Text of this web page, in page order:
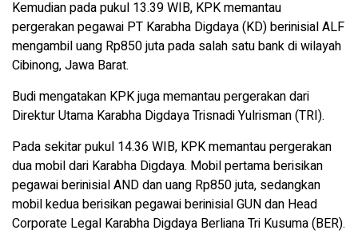
Kemudian pada pukul 13.39 WIB, KPK memantau
pergerakan pegawai PT Karabha Digdaya (KD) berinisial ALF
mengambil uang Rp850 juta pada salah satu bank di wilayah
Cibinong, Jawa Barat.
Budi mengatakan KPK juga memantau pergerakan dari
Direktur Utama Karabha Digdaya Trisnadi Yulrisman (TRI).
Pada sekitar pukul 14.36 WIB, KPK memantau pergerakan
dua mobil dari Karabha Digdaya. Mobil pertama berisikan
pegawai berinisial AND dan uang Rp850 juta, sedangkan
mobil kedua berisikan pegawai berinisial GUN dan Head
Corporate Legal Karabha Digdaya Berliana Tri Kusuma (BER).